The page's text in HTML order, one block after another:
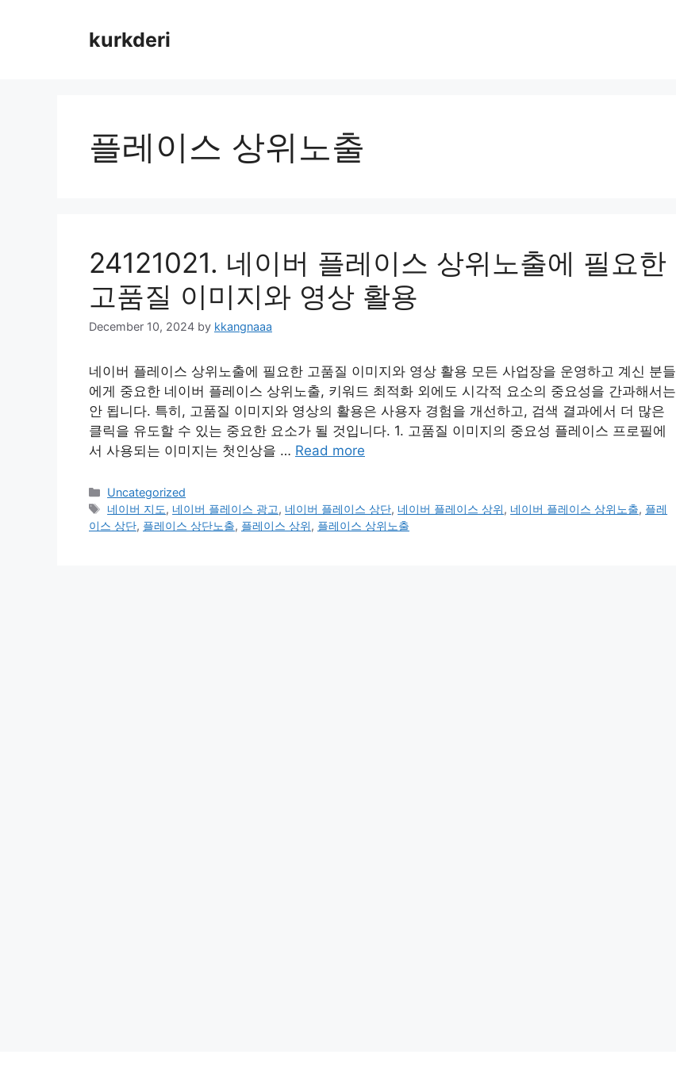
kurkderi
플레이스 상위노출
24121021. 네이버 플레이스 상위노출에 필요한
고품질 이미지와 영상 활용
December 10, 2024 by kkangnaaa
네이버 플레이스 상위노출에 필요한 고품질 이미지와 영상 활용 모든 사업장을 운영하고 계신 분들
에게 중요한 네이버 플레이스 상위노출, 키워드 최적화 외에도 시각적 요소의 중요성을 간과해서는
안 됩니다. 특히, 고품질 이미지와 영상의 활용은 사용자 경험을 개선하고, 검색 결과에서 더 많은
클릭을 유도할 수 있는 중요한 요소가 될 것입니다. 1. 고품질 이미지의 중요성 플레이스 프로필에
서 사용되는 이미지는 첫인상을 … Read more
Categories
Uncategorized
Tags
네이버 지도, 네이버 플레이스 광고, 네이버 플레이스 상단, 네이버 플레이스 상위, 네이버 플레이스 상위노출, 플레
이스 상단, 플레이스 상단노출, 플레이스 상위, 플레이스 상위노출